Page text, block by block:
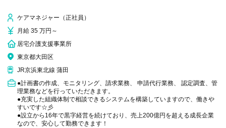
ケアマネジャー（正社員）
月給 35 万円～
居宅介護支援事業所
東京都大田区
JR京浜東北線 蒲田
●計画書の作成、モニタリング、請求業務、 申請代行業務、 認定調査、管
理業務などを行っていただきます。
●充実した組織体制で相談できるシステムを構築していますので、働きや
すいです☆彡
●設立から16年で黒字経営を続けており、売上200億円を超える成長企業
なので、安心して勤務できます！